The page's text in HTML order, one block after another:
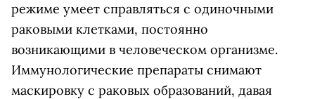
режиме умеет справляться с одиночными
раковыми клетками, постоянно
возникающими в человеческом организме.
Иммунологические препараты снимают
маскировку с раковых образований, давая